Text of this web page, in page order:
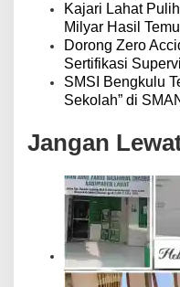
Kajari Lahat
Milyar Hasil
Dorong Zero
Sertifikasi
SMSI Bengkulu
Sekolah” di
Jangan